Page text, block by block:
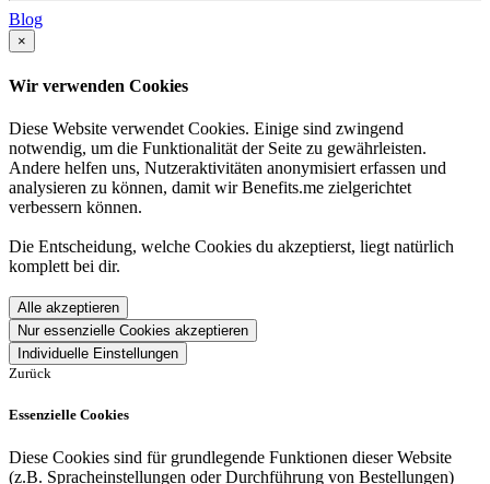
Blog
×
Wir verwenden Cookies
Diese Website verwendet Cookies. Einige sind zwingend
notwendig, um die Funktionalität der Seite zu gewährleisten.
Andere helfen uns, Nutzeraktivitäten anonymisiert erfassen und
analysieren zu können, damit wir Benefits.me zielgerichtet
verbessern können.
Die Entscheidung, welche Cookies du akzeptierst, liegt natürlich
komplett bei dir.
Alle akzeptieren
Nur essenzielle Cookies akzeptieren
Individuelle Einstellungen
Zurück
Essenzielle Cookies
Diese Cookies sind für grundlegende Funktionen dieser Website
(z.B. Spracheinstellungen oder Durchführung von Bestellungen)